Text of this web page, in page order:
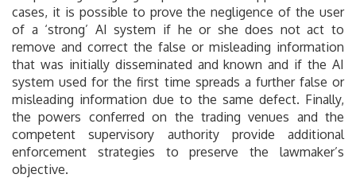
cases, it is possible to prove the negligence of the user
of a ‘strong’ AI system if he or she does not act to
remove and correct the false or misleading information
that was initially disseminated and known and if the AI
system used for the first time spreads a further false or
misleading information due to the same defect. Finally,
the powers conferred on the trading venues and the
competent supervisory authority provide additional
enforcement strategies to preserve the lawmaker’s
objective.